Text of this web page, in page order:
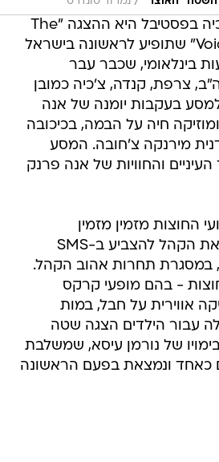
אורחת מיוחדת מצ'כיה בפסטיבל היא ההצגה "The
Voice Of Anne Frank" שתופיע לראשונה בישראל
בינלאומי, שכבר עבר
צרפת, קנדה, צ'כיה כמובן
בעקבות יומנה של אנה
חיה על הבמה, בכיכובה
מירנקה צ'חובה. המסע
והחוויות של אנה פרנק
החוצות מזמין מזמין
הפסטיבל לראשונה את הקהל להצביע ב-SMS
במסגרת תחרות אהוב הקהל.
- בהם מופעי קרקס
אווירית על חבל, במות
עבור הילדים הצגה שטה
של נורמן עיסא, שמשלבת
כאחד ונמצאת בפעם הראשונה